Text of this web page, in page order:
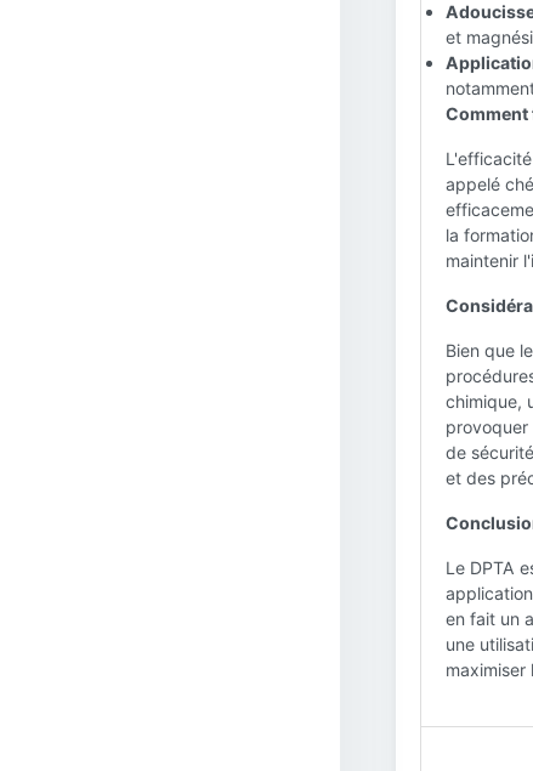
et
Comment
appelé
la
maintenir
Bien que
chimique,
provoquer
de
et des
Le DPTA
en fait un
une
maximiser